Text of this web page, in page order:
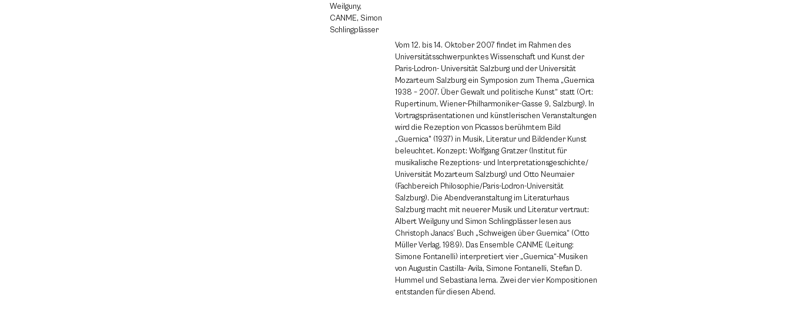
Weilguny,
CANME, Simon
Schlingplässer
Vom 12. bis 14. Oktober 2007 findet im Rahmen des
Universitätsschwerpunktes Wissenschaft und Kunst der
Paris-Lodron- Universität Salzburg und der Universität
Mozarteum Salzburg ein Symposion zum Thema „Guernica
1938 – 2007. Über Gewalt und politische Kunst“ statt (Ort:
Rupertinum, Wiener-Philharmoniker-Gasse 9, Salzburg). In
Vortragspräsentationen und künstlerischen Veranstaltungen
wird die Rezeption von Picassos berühmtem Bild
„Guernica" (1937) in Musik, Literatur und Bildender Kunst
beleuchtet. Konzept: Wolfgang Gratzer (Institut für
musikalische Rezeptions- und Interpretationsgeschichte/
Universität Mozarteum Salzburg) und Otto Neumaier
(Fachbereich Philosophie/Paris-Lodron-Universität
Salzburg). Die Abendveranstaltung im Literaturhaus
Salzburg macht mit neuerer Musik und Literatur vertraut:
Albert Weilguny und Simon Schlingplässer lesen aus
Christoph Janacs’ Buch „Schweigen über Guernica“ (Otto
Müller Verlag, 1989). Das Ensemble CANME (Leitung:
Simone Fontanelli) interpretiert vier „Guernica“-Musiken
von Augustin Castilla- Avila, Simone Fontanelli, Stefan D.
Hummel und Sebastiana Ierna. Zwei der vier Kompositionen
entstanden für diesen Abend.